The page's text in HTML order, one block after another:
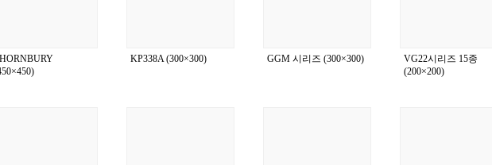
KP338A (300×300) GGM 시리즈 (300×300)
VG22시리즈 15종
(200×200)